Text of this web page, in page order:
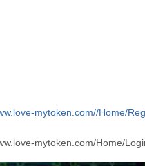
mytoken.com//Home/
mytoken.com/Home/